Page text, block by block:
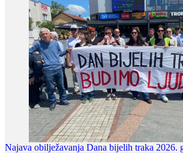
Najava obilježavanja Dana bijelih traka 2026.